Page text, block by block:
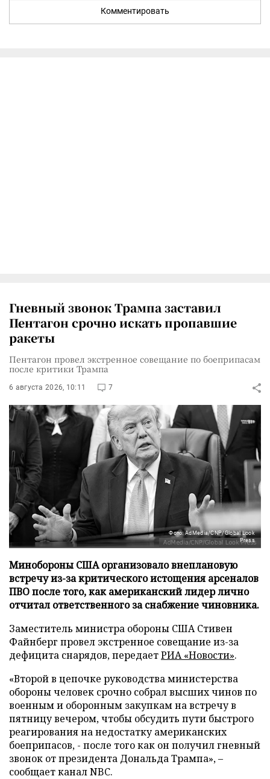
Комментировать
Гневный звонок Трампа заставил
Пентагон срочно искать пропавшие
ракеты
Пентагон провел экстренное совещание по боеприпасам
после критики Трампа
6 августа 2026, 10:11 7
Фото: AdMedia/CNP/Global Look
Press
Минобороны США организовало внеплановую
встречу из-за критического истощения арсеналов
ПВО после того, как американский лидер лично
отчитал ответственного за снабжение чиновника.
Заместитель министра обороны США Стивен
Файнберг провел экстренное совещание из-за
дефицита снарядов, передаетРИА «Новости».
«Второй в цепочке руководства министерства
обороны человек срочно собрал высших чинов по
военным и оборонным закупкам на встречу в
пятницу вечером, чтобы обсудить пути быстрого
реагирования на недостатку американских
боеприпасов, - после того как он получил гневный
звонок от президента Дональда Трампа», –
сообщает канал NBC.